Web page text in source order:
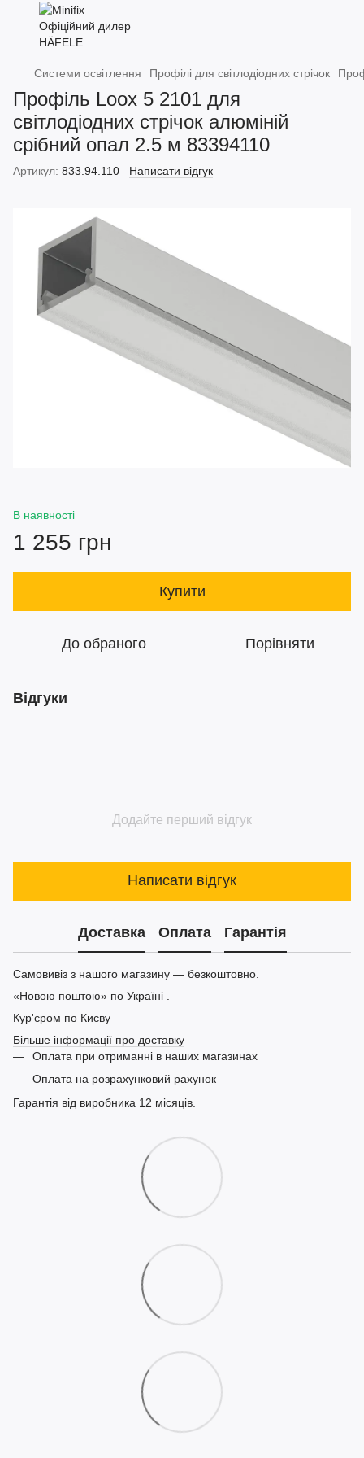
Системи освітлення Профілі для світлодіодних стрічок
Профіль Loox 5 2101 для
світлодіодних стрічок алюміній
срібний опал 2.5 м 83394110
Артикул: 833.94.110 Написати відгук
В наявності
1 255 грн
Купити
До обраного Порівняти
Відгуки
Додайте перший відгук
Написати відгук
Доставка Оплата Гарантія
Самовивіз з нашого магазину — безкоштовно.
«Новою поштою» по Україні .
Кур'єром по Києву
Більше інформації про доставку
Оплата при отриманні в наших магазинах
Оплата на розрахунковий рахунок
Гарантія від виробника 12 місяців.